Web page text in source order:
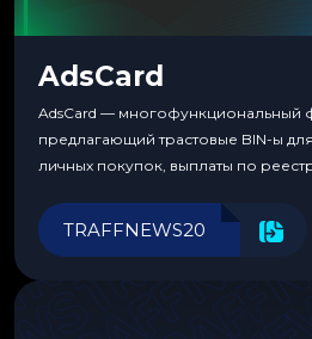
AdsCard
AdsCard — многофункциональный
предлагающий трастовые BIN-ы
личных покупок, выплаты по
инструменты для управления
TRAFFNEWS20